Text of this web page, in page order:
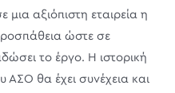
αξιόπιστη εταιρεία η
ώστε σε
το έργο. Η ιστορική
θα έχει συνέχεια και